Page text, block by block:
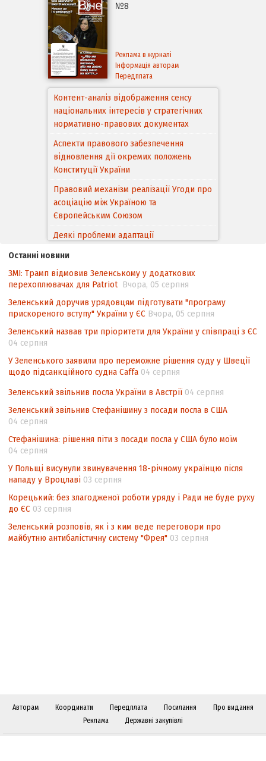
№8
Реклама в журналі
Інформація авторам
Передплата
Контент-аналіз відображення сенсу
національних інтересів у стратегічних
нормативно-правових документах
Аспекти правового забезпечення
відновлення дії окремих положень
Конституції України
Правовий механізм реалізації Угоди про
асоціацію між Україною та
Європейським Cоюзом
Деякі проблеми адаптації
походження товарів відповідно до
Угоди про торговельні аспекти прав
інтелектуальної власності (TRIPS) у
контексті євроінтеграції
Аналіз виборчого законодавства щодо
невизначеності механізму повторного
Інформаційна безпека суспільства
Останні новини
ЗМІ: Трамп відмовив Зеленському у додаткових
перехоплювачах для Patriot Вчора, 05 серпня
Зеленський доручив урядовцям підготувати "програму
прискореного вступу" України у ЄС Вчора, 05 серпня
Зеленський назвав три пріоритети для України у співпраці з ЄС
04 серпня
У Зеленського заявили про переможне рішення суду у Швеції
щодо підсанкційного судна Caffa 04 серпня
Зеленський звільнив посла України в Австрії 04 серпня
Зеленський звільнив Стефанішину з посади посла в США
04 серпня
Стефанішина: рішення піти з посади посла у США було моїм
04 серпня
У Польщі висунули звинувачення 18-річному українцю після
нападу у Вроцлаві 03 серпня
Корецький: без злагодженої роботи уряду і Ради не буде руху
до ЄС 03 серпня
Зеленський розповів, як і з ким веде переговори про
майбутню антибалістичну систему "Фрея" 03 серпня
Авторам Координати Передплата Посилання
Про видання
Реклама
Державні закупівлі